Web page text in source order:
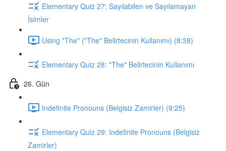
Elementary Quiz 27: Sayılabilen ve Sayılamayan
İsimler
Using "The" ("The" Belirtecinin Kullanımı) (8:38)
Elementary Quiz 28: "The" Belirtecinin Kullanımı
26. Gün
Indefinite Pronouns (Belgisiz Zamirler) (9:25)
Elementary Quiz 29: Indefinite Pronouns (Belgisiz
Zamirler)